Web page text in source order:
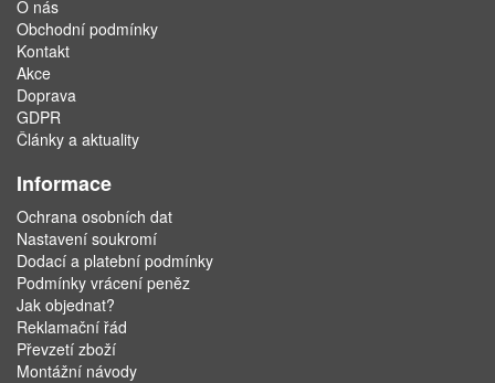
O nás
Obchodní podmínky
Kontakt
Akce
Doprava
GDPR
Články a aktuality
Informace
Ochrana osobních dat
Nastavení soukromí
Dodací a platební podmínky
Podmínky vrácení peněz
Jak objednat?
Reklamační řád
Převzetí zboží
Montážní návody